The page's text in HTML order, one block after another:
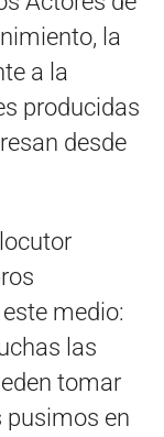
la
a la
producidas
desde
medio:
las
tomar
pusimos en